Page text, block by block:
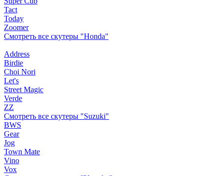
Tact
Today
Zoomer
Смотреть все скутеры "Honda"
Address
Birdie
Choi Nori
Let's
Street Magic
Verde
ZZ
Смотреть все скутеры "Suzuki"
BWS
Gear
Jog
Town Mate
Vino
Vox